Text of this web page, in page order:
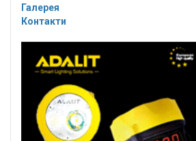
Галерея
Контакти